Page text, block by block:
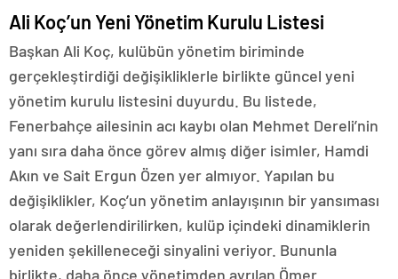
Ali Koç’un Yeni Yönetim Kurulu Listesi
Başkan Ali Koç, kulübün yönetim biriminde
gerçekleştirdiği değişikliklerle birlikte güncel yeni
yönetim kurulu listesini duyurdu. Bu listede,
Fenerbahçe ailesinin acı kaybı olan Mehmet Dereli’nin
yanı sıra daha önce görev almış diğer isimler, Hamdi
Akın ve Sait Ergun Özen yer almıyor. Yapılan bu
değişiklikler, Koç’un yönetim anlayışının bir yansıması
olarak değerlendirilirken, kulüp içindeki dinamiklerin
yeniden şekilleneceği sinyalini veriyor. Bununla
birlikte, daha önce yönetimden ayrılan Ömer